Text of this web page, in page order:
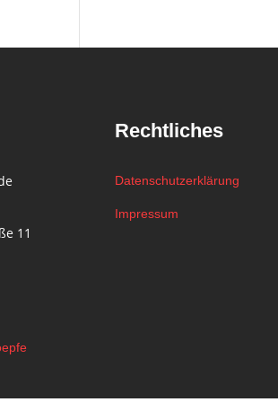
11
Rechtliches
Datenschutzerklärung
Impressum